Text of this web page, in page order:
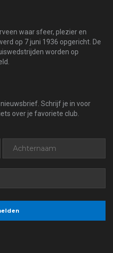
waar sfeer, plezier en
op 7 juni 1936 opgericht. De
worden op
Schrijf je in voor
over je favoriete club.